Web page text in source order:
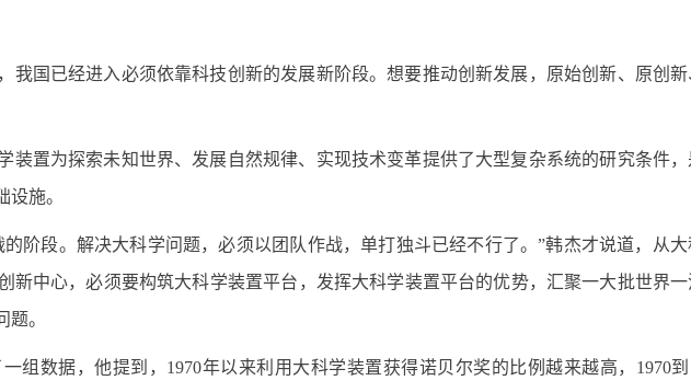
我国已经进入必须依靠科技创新的发展新阶段。想要推动创新发展，原始创新、原创
装置为探索未知世界、发展自然规律、实现技术变革提供了大型复杂系统的研究条件
施。
阶段。解决大科学问题，必须以团队作战，单打独斗已经不行了。”韩杰才说道，从
新中心，必须要构筑大科学装置平台，发挥大科学装置平台的优势，汇聚一大批世界
。
组数据，他提到，1970年以来利用大科学装置获得诺贝尔奖的比例越来越高，1970到